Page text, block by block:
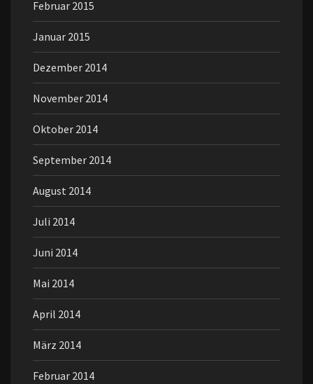
Februar 2015
Januar 2015
Dezember 2014
November 2014
Oktober 2014
September 2014
August 2014
Juli 2014
Juni 2014
Mai 2014
April 2014
März 2014
Februar 2014